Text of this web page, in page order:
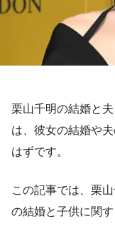
栗山千明の結婚と
は、彼女の結婚や
はずです。
この記事では、栗
の結婚と子供に関